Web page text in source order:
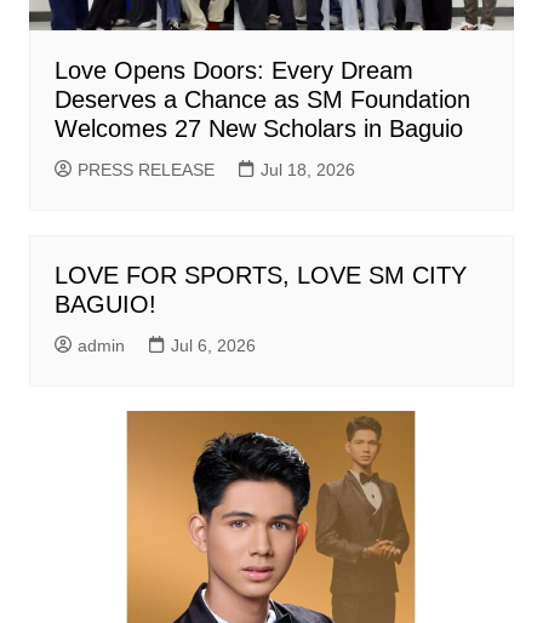
Love Opens Doors: Every Dream
Deserves a Chance as SM Foundation
Welcomes 27 New Scholars in Baguio
PRESS RELEASE Jul 18, 2026
LOVE FOR SPORTS, LOVE SM CITY
BAGUIO!
admin Jul 6, 2026